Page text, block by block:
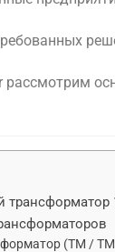
рассмотрим
трансформатор
(TM /